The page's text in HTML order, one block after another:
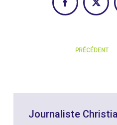
FacebookX
PRÉCÉDENT
Journaliste